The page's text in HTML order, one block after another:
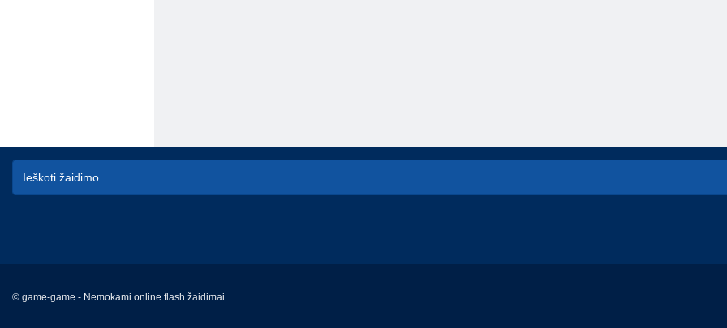
© game-game - Nemokami online flash žaidimai